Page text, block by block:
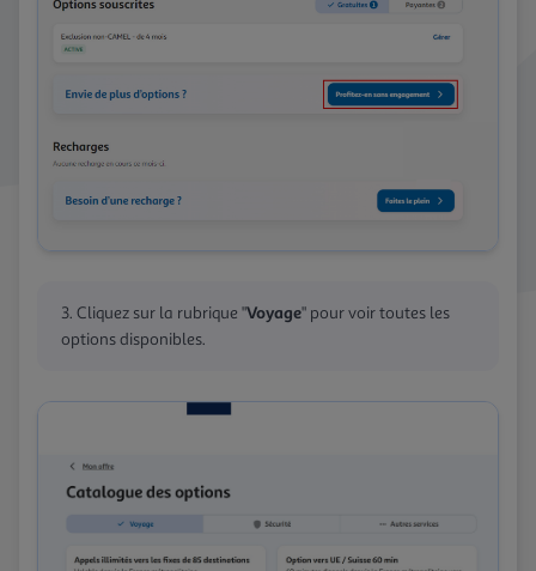
Cliquez sur la rubrique "Voyage" pour voir toutes les
options disponibles.